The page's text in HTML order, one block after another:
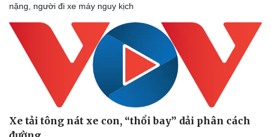
Doanh nghiệp
Thông tin doanh nghiệp
Công nghệ
nặng, người đi xe máy nguy kịch
Xe tải tông nát xe con, “thổi bay” dải phân cách